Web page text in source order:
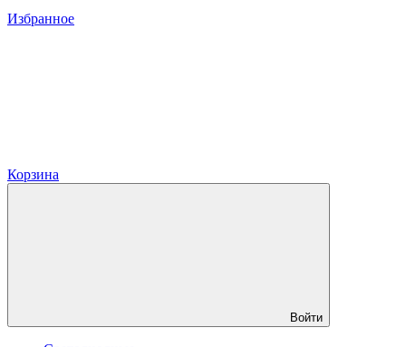
Избранное
Корзина
Войти